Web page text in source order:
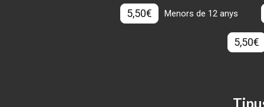
5,50€ Menors de 12 anys
5,50€